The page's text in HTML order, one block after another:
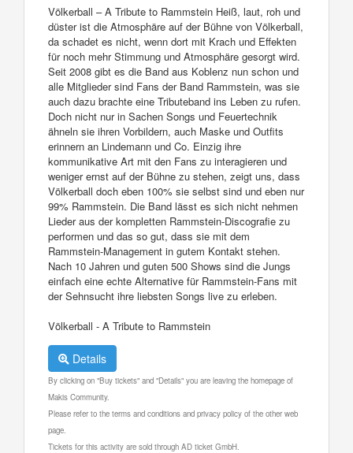
Völkerball – A Tribute to Rammstein Heiß, laut, roh und
düster ist die Atmosphäre auf der Bühne von Völkerball,
da schadet es nicht, wenn dort mit Krach und Effekten
für noch mehr Stimmung und Atmosphäre gesorgt wird.
Seit 2008 gibt es die Band aus Koblenz nun schon und
alle Mitglieder sind Fans der Band Rammstein, was sie
auch dazu brachte eine Tributeband ins Leben zu rufen.
Doch nicht nur in Sachen Songs und Feuertechnik
ähneln sie ihren Vorbildern, auch Maske und Outfits
erinnern an Lindemann und Co. Einzig ihre
kommunikative Art mit den Fans zu interagieren und
weniger ernst auf der Bühne zu stehen, zeigt uns, dass
Völkerball doch eben 100% sie selbst sind und eben nur
99% Rammstein. Die Band lässt es sich nicht nehmen
Lieder aus der kompletten Rammstein-Discografie zu
performen und das so gut, dass sie mit dem
Rammstein-Management in gutem Kontakt stehen.
Nach 10 Jahren und guten 500 Shows sind die Jungs
einfach eine echte Alternative für Rammstein-Fans mit
der Sehnsucht ihre liebsten Songs live zu erleben.
Völkerball - A Tribute to Rammstein
Details
By clicking on "Buy tickets" and "Details" you are leaving the homepage of
Makis Community.
Please refer to the terms and conditions and privacy policy of the other web
page.
Tickets for this activity are sold through AD ticket GmbH.